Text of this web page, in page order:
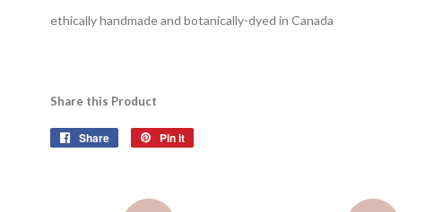
ethically handmade and botanically-dyed in Canada
Share this Product
Share
Share
Pin it